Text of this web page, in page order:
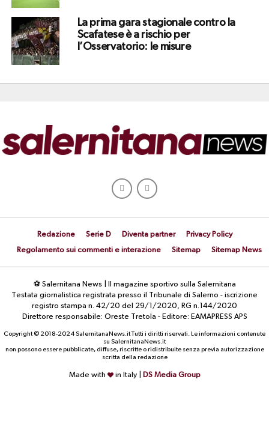
La prima gara stagionale contro la
Scafatese è a rischio per
l’Osservatorio: le misure
Redazione Serie D Diventa partner
Privacy Policy
Regolamento sui commenti e interazione
Sitemap Sitemap News
⚽ Salernitana News | Il magazine sportivo sulla Salernitana
Testata giornalistica registrata presso il Tribunale di Salerno - iscrizione
registro stampa n. 42/20 del 29/1/2020, RG n.144/2020
Direttore responsabile: Oreste Tretola - Editore: EAMAPRESS APS
Copyright © 2018-2024 SalernitanaNews.it Tutti i diritti riservati. Le informazioni contenute
su SalernitanaNews.it
non possono essere pubblicate, diffuse, riscritte o ridistribuite senza previa autorizzazione
scritta della redazione
Made with in Italy | DS Media Group